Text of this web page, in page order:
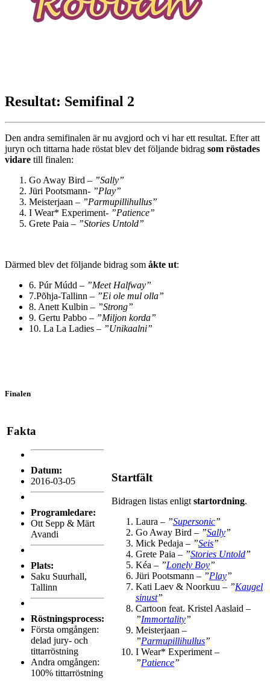
Resultat: Semifinal 2
Den andra semifinalen är nu avgjord och vi har ett resultat. Efter att
juryn och tittarna hade röstat blev det följande bidrag som röstades
vidare till finalen:
Go Away Bird – ”Sally”
Jüri Pootsmann- ”Play”
Meisterjaan – ”Parmupillihullus”
I Wear* Experiment- ”Patience”
Grete Paia – ”Stories Untold”
Därmed blev det följande bidrag som åkte ut:
6. Púr Múdd – ”Meet Halfway”
7.Põhja-Tallinn – ”Ei ole mul olla”
8. Anett Kulbin – ”Strong”
9. Gertu Pabbo – ”Miljon korda”
10. La La Ladies – ”Unikaalni”
Finalen
Fakta
Datum:
2016-03-05
Programledare:
Ott Sepp & Märt
Avandi
Plats:
Saku Suurhall,
Tallinn
Röstningsprocess:
Första omgången:
delad jury- och
tittarröstning
Andra omgången:
100% tittarröstning
Startfält
Bidragen listas enligt startordning.
Laura – ”Supersonic”
Go Away Bird – ”Sally”
Mick Pedaja – ”Seis”
Grete Paia – ”Stories Untold”
Kéa – ”Lonely Boy”
Jüri Pootsmann – ”Play”
Kati Laev & Noorkuu – ”Kaugel
sinust”
Cartoon feat. Kristel Aaslaid –
”Immortality”
Meisterjaan –
”Parmupillihullus”
I Wear* Experiment –
”Patience”